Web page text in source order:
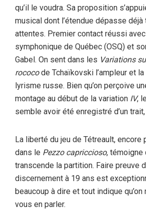
qu’il le voudra. Sa proposition
musical dont l’étendue dépasse
attentes. Premier contact réussi avec
symphonique de Québec (OSQ) et
Gabel. On sent dans les Variations
rococode Tchaïkovski l’ampleur et
lyrisme russe. Bien qu’on perçoive
montage au début de la variation IV,
semble avoir été enregistré d’un
La liberté du jeu de Tétreault,
dans le Pezzo capriccioso, témoigne
transcende la partition. Faire preuve
discernement à 19 ans est
beaucoup à dire et tout indique qu’on
vous en parler.